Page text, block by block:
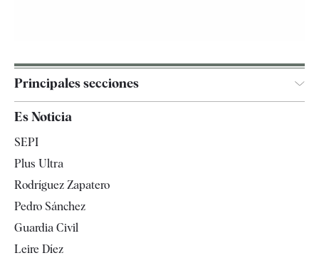
Principales secciones
España
Televisión
Es Noticia
SEPI
Plus Ultra
Rodríguez Zapatero
Pedro Sánchez
Guardia Civil
Leire Díez